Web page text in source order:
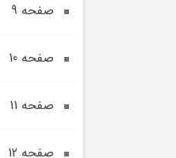
صفحه 9
صفحه 10
صفحه 11
صفحه 12